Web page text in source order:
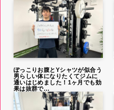
ぽっこりお腹とYシャツが似合う
男らしい体になりたくてジムに
通いはじめました！1ヶ月でも効
果は抜群で…